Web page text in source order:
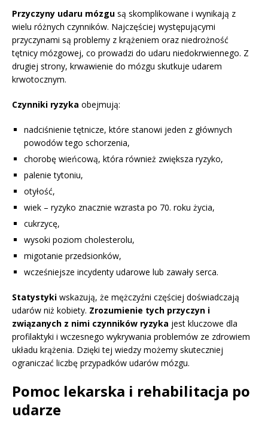
Przyczyny udaru mózgu są skomplikowane i wynikają z
wielu różnych czynników. Najczęściej występującymi
przyczynami są problemy z krążeniem oraz niedrożność
tętnicy mózgowej, co prowadzi do udaru niedokrwiennego. Z
drugiej strony, krwawienie do mózgu skutkuje udarem
krwotocznym.
Czynniki ryzyka obejmują:
nadciśnienie tętnicze, które stanowi jeden z głównych
powodów tego schorzenia,
chorobę wieńcową, która również zwiększa ryzyko,
palenie tytoniu,
otyłość,
wiek – ryzyko znacznie wzrasta po 70. roku życia,
cukrzycę,
wysoki poziom cholesterolu,
migotanie przedsionków,
wcześniejsze incydenty udarowe lub zawały serca.
Statystyki wskazują, że mężczyźni częściej doświadczają
udarów niż kobiety. Zrozumienie tych przyczyn i
związanych z nimi czynników ryzyka jest kluczowe dla
profilaktyki i wczesnego wykrywania problemów ze zdrowiem
układu krążenia. Dzięki tej wiedzy możemy skuteczniej
ograniczać liczbę przypadków udarów mózgu.
Pomoc lekarska i rehabilitacja po
udarze